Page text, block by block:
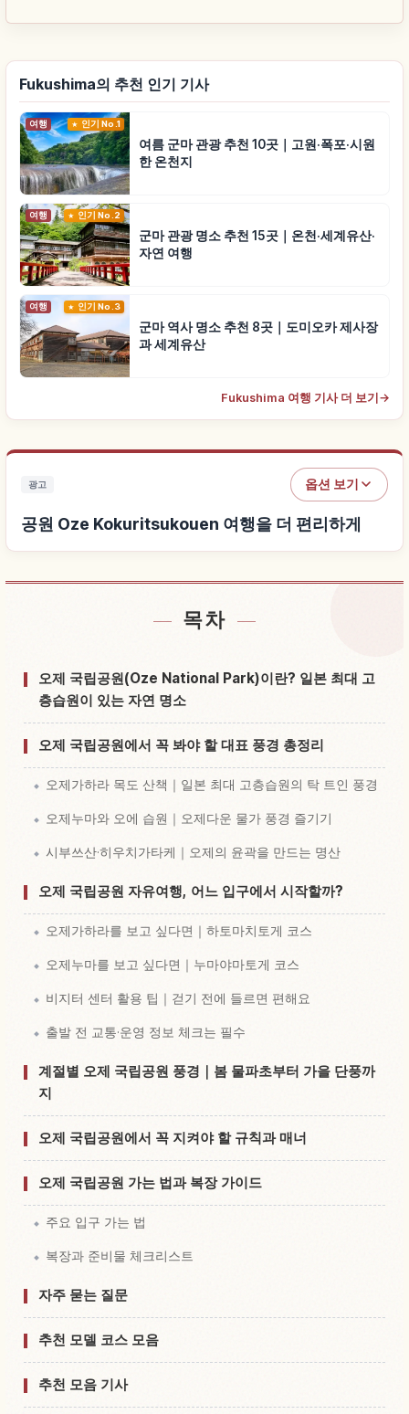
Fukushima의 추천 인기 기사
여행 인기 No.1
여름 군마 관광 추천 10곳｜고원·폭포·시원
한 온천지
여행 인기 No.2
군마 관광 명소 추천 15곳｜온천·세계유산·
자연 여행
여행 인기 No.3
군마 역사 명소 추천 8곳｜도미오카 제사장
과 세계유산
Fukushima 여행 기사 더 보기 →
광고 옵션 보기
공원 Oze Kokuritsukouen 여행을 더 편리하게
공원 Oze Kokuritsukouen 근처 숙소 찾기
공원 Oze Kokuritsukouen 체험 찾기↗
목차
오제 국립공원(Oze National Park)이란? 일본 최대 고
층습원이 있는 자연 명소
오제 국립공원에서 꼭 봐야 할 대표 풍경 총정리
오제가하라 목도 산책｜일본 최대 고층습원의 탁 트인 풍경
오제누마와 오에 습원｜오제다운 물가 풍경 즐기기
시부쓰산·히우치가타케｜오제의 윤곽을 만드는 명산
오제 국립공원 자유여행, 어느 입구에서 시작할까?
오제가하라를 보고 싶다면｜하토마치토게 코스
오제누마를 보고 싶다면｜누마야마토게 코스
비지터 센터 활용 팁｜걷기 전에 들르면 편해요
출발 전 교통·운영 정보 체크는 필수
계절별 오제 국립공원 풍경｜봄 물파초부터 가을 단풍까
지
오제 국립공원에서 꼭 지켜야 할 규칙과 매너
오제 국립공원 가는 법과 복장 가이드
주요 입구 가는 법
복장과 준비물 체크리스트
자주 묻는 질문
추천 모델 코스 모음
추천 모음 기사